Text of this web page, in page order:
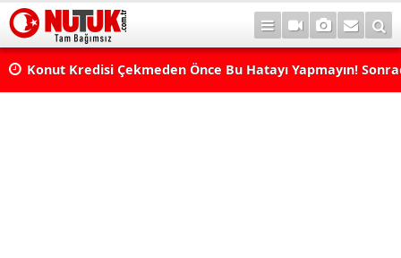
Konut Kredisi Çekmeden Önce Bu Hatayı Yapmayın!